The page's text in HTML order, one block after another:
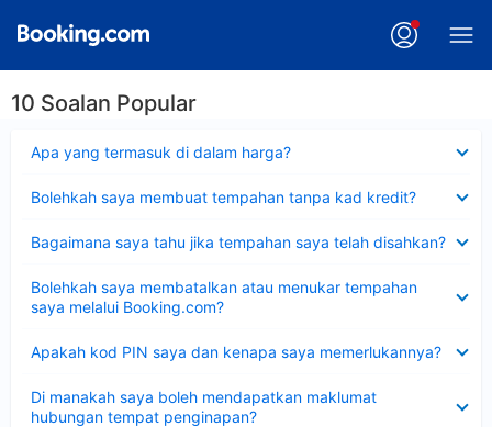
10 Soalan Popular
Apa yang termasuk di dalam harga?
Bolehkah saya membuat tempahan tanpa kad kredit?
Bagaimana saya tahu jika tempahan saya telah disahkan?
Bolehkah saya membatalkan atau menukar tempahan
saya melalui Booking.com?
Apakah kod PIN saya dan kenapa saya memerlukannya?
Di manakah saya boleh mendapatkan maklumat
hubungan tempat penginapan?